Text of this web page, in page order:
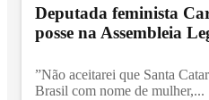
Deputada feminista
posse na Assembleia
”Não aceitarei que Santa
Brasil com nome de mulher,...